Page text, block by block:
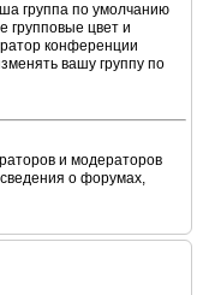
группа по умолчанию
групповые цвет и
конференции
вашу группу по
и модераторов
о форумах,